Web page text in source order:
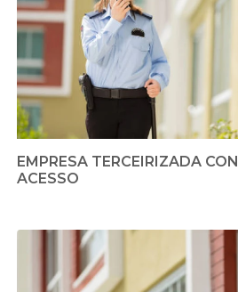
EMPRESA TERCEIRIZADA
ACESSO